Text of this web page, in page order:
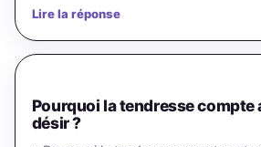
Lire la réponse
Pourquoi la tendresse compte
désir ?